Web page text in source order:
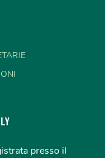
presso il